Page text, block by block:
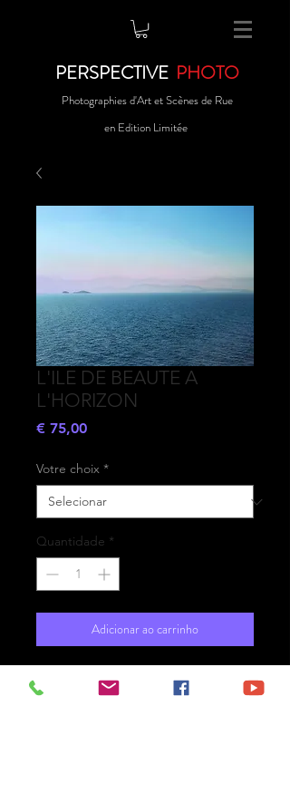
PERSPECTIVE PHOTO
Photographies d'Art et Scènes de Rue
Edition Limitée
L'ILE DE BEAUTE A
L'HORIZON
€ 75,00Preço
Votre choix *
Quantidade *
Adicionar ao carrinho
- Printed on high-quality matte
paper Fine Art Prestige Hahnemühle